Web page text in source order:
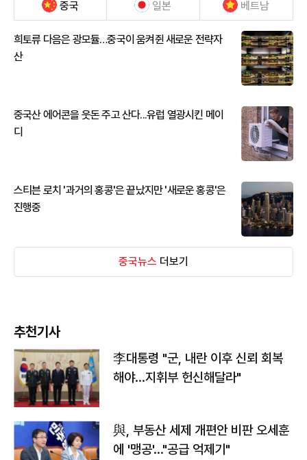
중국 일본 베트남
희토류 다음은 광모듈…중국이 움켜쥔 새로운 전략자
산
중국산 에어콘을 웃돈 주고 산다...유럽 열광시킨 메이
디
스티븐 로치 '과거의 홍콩'은 끝났지만 '새로운 홍콩'은
진행중
중국뉴스 더보기
추천기사
李대통령 "군, 내란 이후 신뢰 회복
해야…지휘부 헌신해달라"
與, 부동산 세제 개편안 비판 오세훈
에 '맹공'…"공급 억제기"